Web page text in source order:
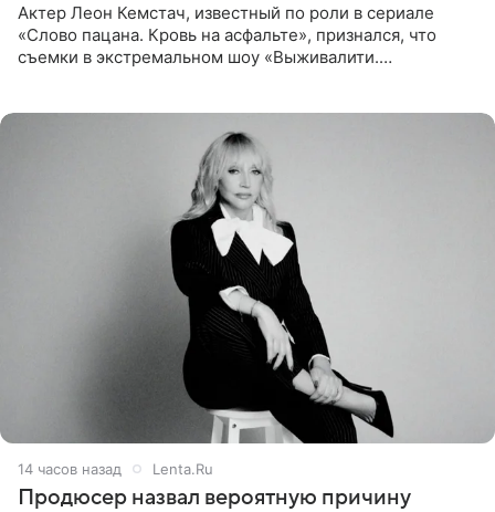
Актер Леон Кемстач, известный по роли в сериале
«Слово пацана. Кровь на асфальте», признался, что
съемки в экстремальном шоу «Выживалити.
14 часов назад Lenta.Ru
Продюсер назвал вероятную причину